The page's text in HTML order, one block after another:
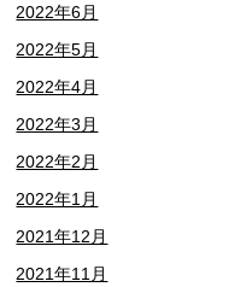
2022年6月
2022年5月
2022年4月
2022年3月
2022年2月
2022年1月
2021年12月
2021年11月